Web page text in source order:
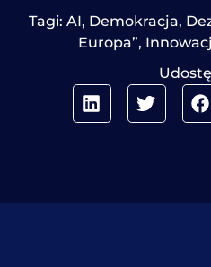
Tagi: AI, Demokracja,
Europa”,